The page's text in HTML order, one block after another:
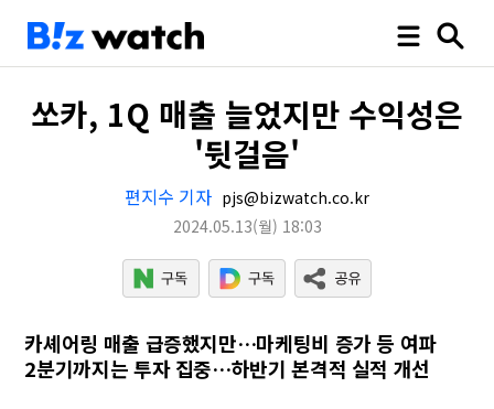
쏘카, 1Q 매출 늘었지만 수익성은
'뒷걸음'
편지수 기자 pjs@bizwatch.co.kr
2024.05.13(월) 18:03
카셰어링 매출 급증했지만…마케팅비 증가 등 여파
2분기까지는 투자 집중…하반기 본격적 실적 개선